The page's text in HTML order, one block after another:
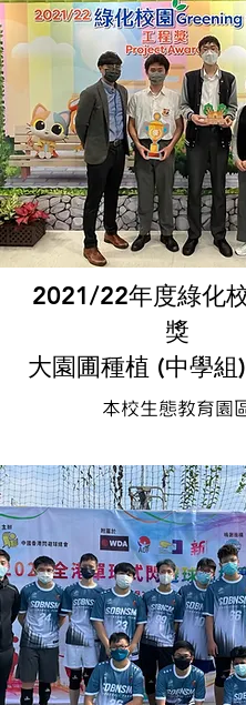
2021/22年度綠化
獎
大園圃種植 (中學組
本校生態教育園